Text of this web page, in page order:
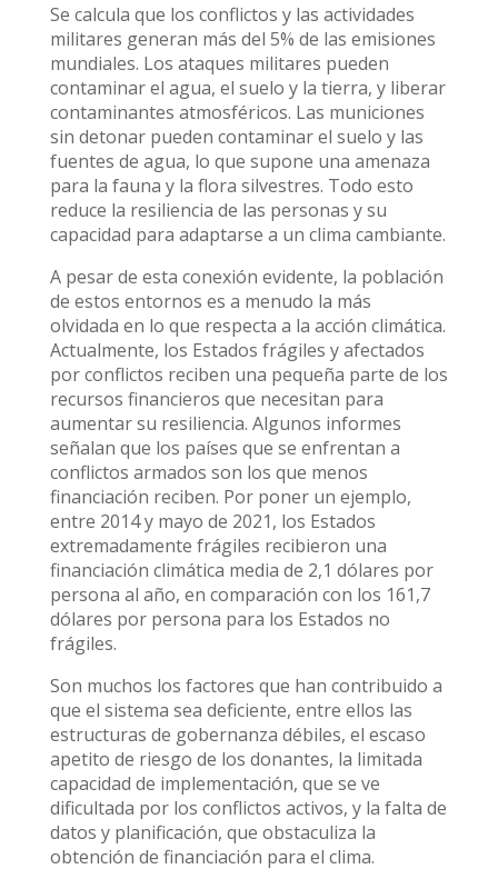
Se calcula que los conflictos y las actividades
militares generan más del 5% de las emisiones
mundiales. Los ataques militares pueden
contaminar el agua, el suelo y la tierra, y liberar
contaminantes atmosféricos. Las municiones
sin detonar pueden contaminar el suelo y las
fuentes de agua, lo que supone una amenaza
para la fauna y la flora silvestres. Todo esto
reduce la resiliencia de las personas y su
capacidad para adaptarse a un clima cambiante.
A pesar de esta conexión evidente, la población
de estos entornos es a menudo la más
olvidada en lo que respecta a la acción climática.
Actualmente, los Estados frágiles y afectados
por conflictos reciben una pequeña parte de los
recursos financieros que necesitan para
aumentar su resiliencia. Algunos informes
señalan que los países que se enfrentan a
conflictos armados son los que menos
financiación reciben. Por poner un ejemplo,
entre 2014 y mayo de 2021, los Estados
extremadamente frágiles recibieron una
financiación climática media de 2,1 dólares por
persona al año, en comparación con los 161,7
dólares por persona para los Estados no
frágiles.
Son muchos los factores que han contribuido a
que el sistema sea deficiente, entre ellos las
estructuras de gobernanza débiles, el escaso
apetito de riesgo de los donantes, la limitada
capacidad de implementación, que se ve
dificultada por los conflictos activos, y la falta de
datos y planificación, que obstaculiza la
obtención de financiación para el clima.